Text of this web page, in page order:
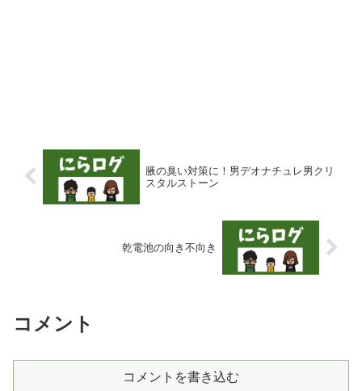
腋の臭い対策に！男デオナチュレ男クリ
スタルストーン
乾電池の向き不向き
コメント
コメントを書き込む